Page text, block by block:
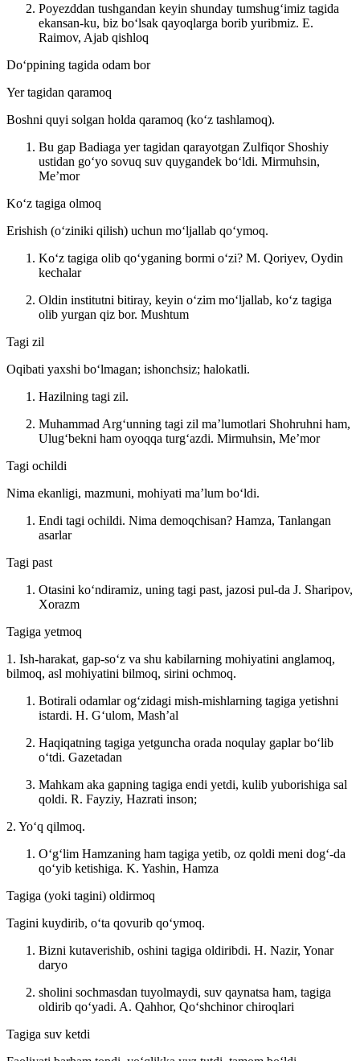
Poyezddan tushgandan keyin shunday tumshugʻimiz tagida
ekansan-ku, biz boʻlsak qayoqlarga borib yuribmiz. E.
Raimov, Ajab qishloq
Doʻppining tagida odam bor
Yer tagidan qaramoq
Boshni quyi solgan holda qaramoq (koʻz tashlamoq).
Bu gap Badiaga yer tagidan qarayotgan Zulfiqor Shoshiy
ustidan goʻyo sovuq suv quygandek boʻldi. Mirmuhsin,
Meʼmor
Koʻz tagiga olmoq
Erishish (oʻziniki qilish) uchun moʻljallab qoʻymoq.
Koʻz tagiga olib qoʻyganing bormi oʻzi? M. Qoriyev, Oydin
kechalar
Oldin institutni bitiray, keyin oʻzim moʻljallab, koʻz tagiga
olib yurgan qiz bor. Mushtum
Tagi zil
Oqibati yaxshi boʻlmagan; ishonchsiz; halokatli.
Hazilning tagi zil.
Muhammad Argʻunning tagi zil maʼlumotlari Shohruhni ham,
Ulugʻbekni ham oyoqqa turgʻazdi. Mirmuhsin, Meʼmor
Tagi ochildi
Nima ekanligi, mazmuni, mohiyati maʼlum boʻldi.
Endi tagi ochildi. Nima demoqchisan? Hamza, Tanlangan
asarlar
Tagi past
Otasini koʻndiramiz, uning tagi past, jazosi pul-da J. Sharipov,
Xorazm
Tagiga yetmoq
1. Ish-harakat, gap-soʻz va shu kabilarning mohiyatini anglamoq,
bilmoq, asl mohiyatini bilmoq, sirini ochmoq.
Botirali odamlar ogʻzidagi mish-mishlarning tagiga yetishni
istardi. H. Gʻulom, Mashʼal
Haqiqatning tagiga yetguncha orada noqulay gaplar boʻlib
oʻtdi. Gazetadan
Mahkam aka gapning tagiga endi yetdi, kulib yuborishiga sal
qoldi. R. Fayziy, Hazrati inson;
2. Yoʻq qilmoq.
Oʻgʻlim Hamzaning ham tagiga yetib, oz qoldi meni dogʻ-da
qoʻyib ketishiga. K. Yashin, Hamza
Tagiga (yoki tagini) oldirmoq
Tagini kuydirib, oʻta qovurib qoʻymoq.
Bizni kutaverishib, oshini tagiga oldiribdi. H. Nazir, Yonar
daryo
sholini sochmasdan tuyolmaydi, suv qaynatsa ham, tagiga
oldirib qoʻyadi. A. Qahhor, Qoʻshchinor chiroqlari
Tagiga suv ketdi